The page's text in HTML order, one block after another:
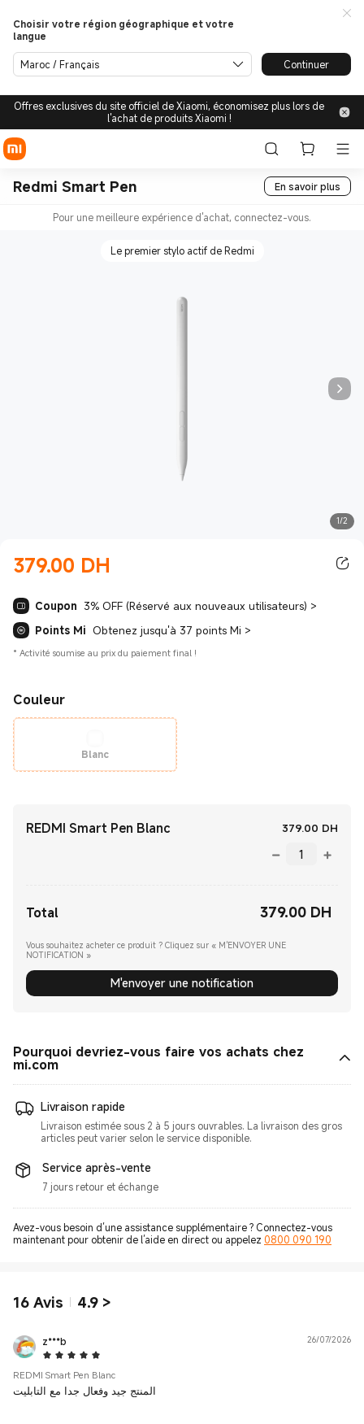
Choisir votre région géographique et votre
langue
Maroc / Français Continuer
Offres exclusives du site officiel de Xiaomi, économisez plus lors de
l'achat de produits Xiaomi !
Redmi Smart Pen En savoir plus
Pour une meilleure expérience d'achat, connectez-vous.
1/2
Le premier stylo actif de Redmi
379.00 ‎ DH‎
Current Price ‎ DH‎379.00
Coupon 3% OFF (Réservé aux nouveaux utilisateurs) >
Points Mi Obtenez jusqu'à 37 points Mi >
* Activité soumise au prix du paiement final !
Couleur
Blanc
REDMI Smart Pen Blanc 379.00 ‎ DH‎
Total 379.00 ‎ DH‎
Vous souhaitez acheter ce produit ? Cliquez sur « M'ENVOYER UNE
NOTIFICATION »
M'envoyer une notification
Pourquoi devriez-vous faire vos achats chez
mi.com
Livraison rapide
Livraison estimée sous 2 à 5 jours ouvrables. La livraison des gros
articles peut varier selon le service disponible.
Service après-vente
7 jours retour et échange
Avez-vous besoin d’une assistance supplémentaire ? Connectez-vous
maintenant pour obtenir de l’aide en direct ou appelez 0800 090 190
16 Avis 4.9 >
z***b
5 Star
26/07/2026
REDMI Smart Pen Blanc
المنتج جيد وفعال جدا مع التابليت